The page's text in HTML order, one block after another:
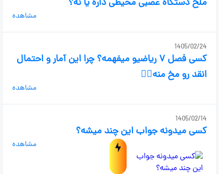
ملخ دستگاه عصبی محیطی داره یا نه؟
مشاهده
1405/02/24
کسی فصل ۷ ریاضیو میفهمه؟ چرا این آمار و احتمال
انقد رو مخ منه😮‍💨
مشاهده
1405/02/14
کسی میدونه جواب این چند میشه؟
مشاهده